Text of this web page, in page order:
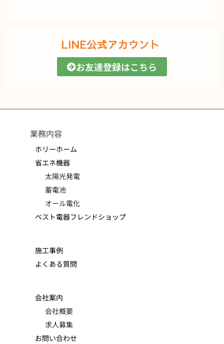
LINE公式アカウント
お友達登録はこちら
業務内容
ホリーホーム
省エネ機器
太陽光発電
蓄電池
オール電化
ベスト電器フレンドショップ
施工事例
よくある質問
会社案内
会社概要
求人募集
お問い合わせ